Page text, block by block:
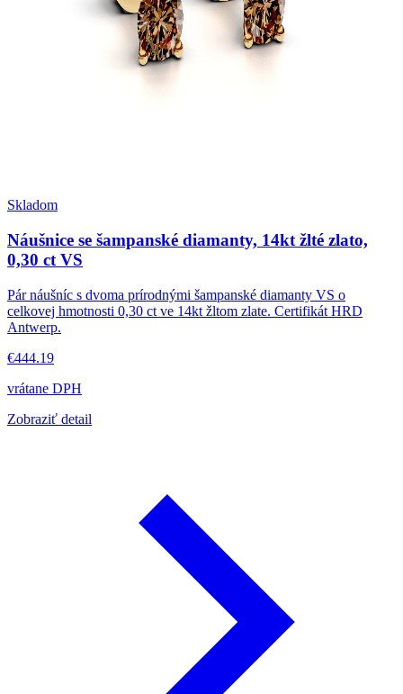
Skladom
Náušnice se šampanské diamanty, 14kt žlté zlato,
0,30 ct VS
Pár náušníc s dvoma prírodnými šampanské diamanty VS o
celkovej hmotnosti 0,30 ct ve 14kt žltom zlate. Certifikát HRD
Antwerp.
€444.19
vrátane DPH
Zobraziť detail